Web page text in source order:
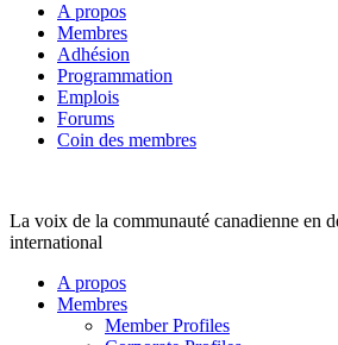
A propos
Membres
Adhésion
Programmation
Emplois
Forums
Coin des membres
La voix de la communauté canadienne en
international
A propos
Membres
Member Profiles